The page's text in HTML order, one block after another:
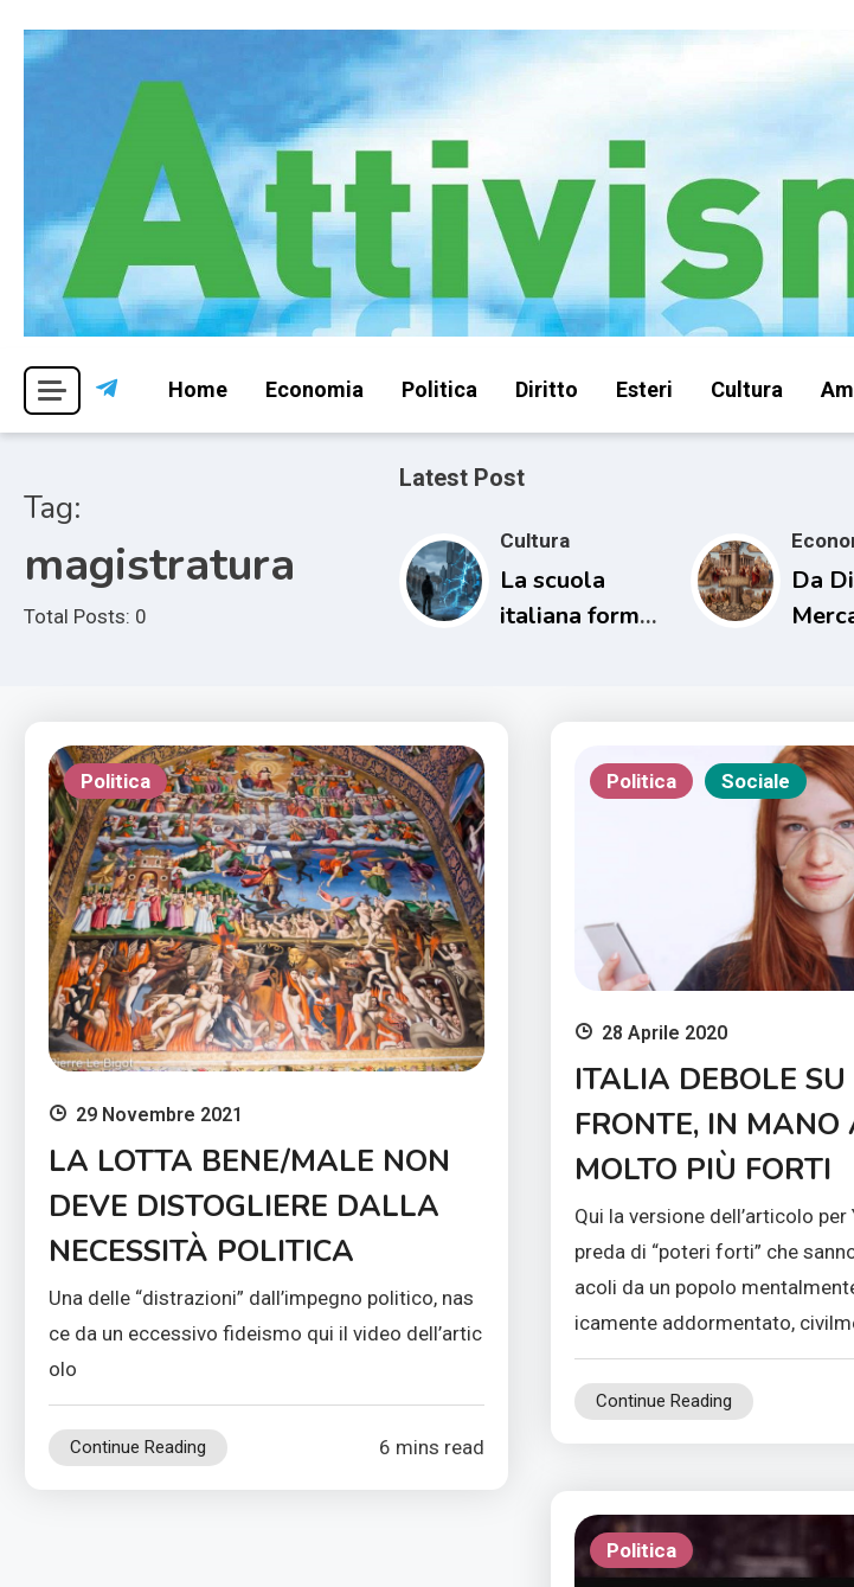
Attivismo.info
Home Economia Politica Diritto Esteri Cultura
Tag:
magistratura
Total Posts: 0
Latest Post
Cultura
La scuola
italiana forma
comprendere il
proprio tempo
Da
volta
Politica
29 Novembre 2021
LA LOTTA BENE/MALE NON
DEVE DISTOGLIERE DALLA
NECESSITÀ POLITICA
Una delle “distrazioni” dall’impegno politico, nas
ce da un eccessivo fideismo qui il video dell’artic
olo
Continue Reading 6 mins read
Politica Sociale
28 Aprile 2020
ITALIA DEBOLE SU
FRONTE, IN MANO
MOLTO PIÙ FORTI
Qui la versione dell’articolo
preda di “poteri forti” che
acoli da un popolo
icamente addormentato,
Continue Reading
Politica